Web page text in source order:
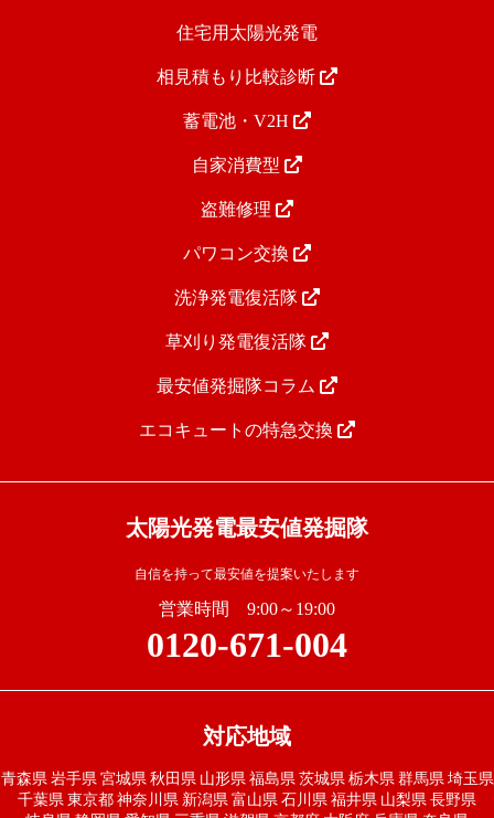
住宅用太陽光発電
相見積もり比較診断
蓄電池・V2H
自家消費型
盗難修理
パワコン交換
洗浄発電復活隊
草刈り発電復活隊
最安値発掘隊コラム
エコキュートの特急交換
太陽光発電最安値発掘隊
自信を持って最安値を提案いたします
営業時間 9:00～19:00
0120-671-004
対応地域
青森県 岩手県 宮城県 秋田県 山形県 福島県 茨城県 栃木県 群馬県 埼玉県
千葉県 東京都 神奈川県 新潟県 富山県 石川県 福井県 山梨県 長野県